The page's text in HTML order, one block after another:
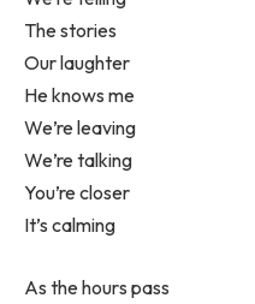
The stories
Our laughter
He knows me
We’re leaving
We’re talking
You’re closer
It’s calming
As the hours pass